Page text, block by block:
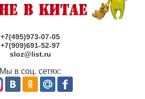
+7(495)973-07-05
+7(909)691-52-97
sloz@list.ru
Мы в соц. сетях: